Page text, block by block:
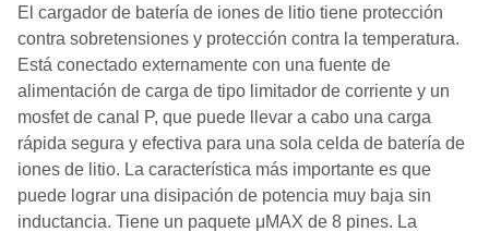
El cargador de batería de iones de litio tiene protección
contra sobretensiones y protección contra la temperatura.
Está conectado externamente con una fuente de
alimentación de carga de tipo limitador de corriente y un
mosfet de canal P, que puede llevar a cabo una carga
rápida segura y efectiva para una sola celda de batería de
iones de litio. La característica más importante es que
puede lograr una disipación de potencia muy baja sin
inductancia. Tiene un paquete μMAX de 8 pines. La